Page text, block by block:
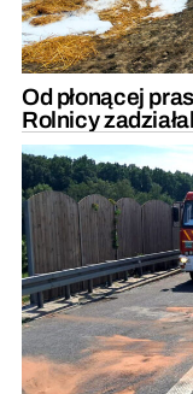
Od płonącej
Rolnicy